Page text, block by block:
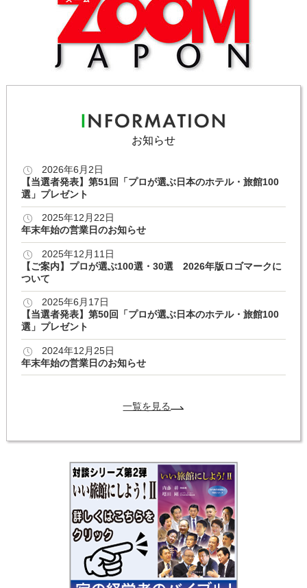
お知らせ
2026年6月2日
【当選者発表】第51回「プロが選ぶ日本のホテル・旅館100
選」プレゼント
2025年12月22日
年末年始の営業日のお知らせ
2025年12月11日
【ご案内】プロが選ぶ100選・30選 2026年版ロゴマークに
ついて
2025年6月17日
【当選者発表】第50回「プロが選ぶ日本のホテル・旅館100
選」プレゼント
2024年12月25日
年末年始の営業日のお知らせ
一覧を見る